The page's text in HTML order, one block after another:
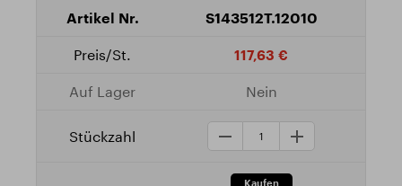
S143512T.12010
117,63 €
Nein